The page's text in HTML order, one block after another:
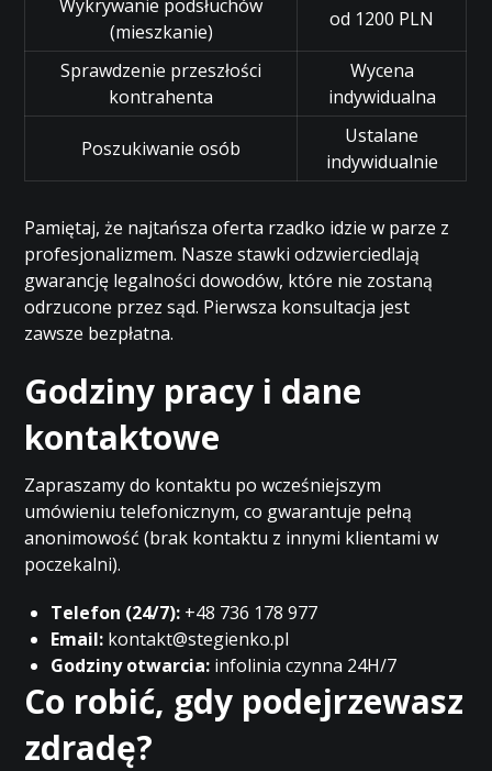
Wykrywanie podsłuchów
(mieszkanie)
od 1200 PLN
Sprawdzenie przeszłości
kontrahenta
Wycena
indywidualna
Poszukiwanie osób
Ustalane
indywidualnie
Pamiętaj, że najtańsza oferta rzadko idzie w parze z
profesjonalizmem. Nasze stawki odzwierciedlają
gwarancję legalności dowodów, które nie zostaną
odrzucone przez sąd. Pierwsza konsultacja jest
zawsze bezpłatna.
Godziny pracy i dane
kontaktowe
Zapraszamy do kontaktu po wcześniejszym
umówieniu telefonicznym, co gwarantuje pełną
anonimowość (brak kontaktu z innymi klientami w
poczekalni).
Telefon (24/7): +48 736 178 977
Email: kontakt@stegienko.pl
Godziny otwarcia: infolinia czynna 24H/7
Co robić, gdy podejrzewasz
zdradę?